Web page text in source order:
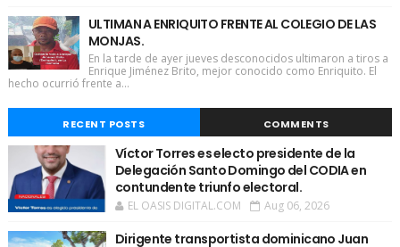
ULTIMAN A ENRIQUITO FRENTE AL COLEGIO DE LAS
MONJAS.
En la tarde de ayer jueves desconocidos ultimaron a tiros a
Enrique Jiménez Brito, mejor conocido como Enriquito. El
hecho ocurrió frente a...
RECENT POSTS COMMENTS
Víctor Torres es electo presidente de la
Delegación Santo Domingo del CODIA en
contundente triunfo electoral.
EL OASIS DIGITAL.COM Aug 06, 2026
Dirigente transportista dominicano Juan